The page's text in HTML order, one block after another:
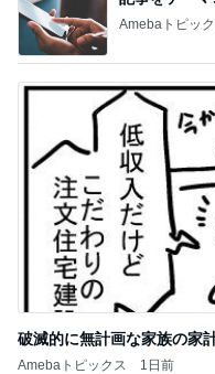
Amebaトピッ
破滅的に無計画な家族の家
Amebaトピックス 1日前